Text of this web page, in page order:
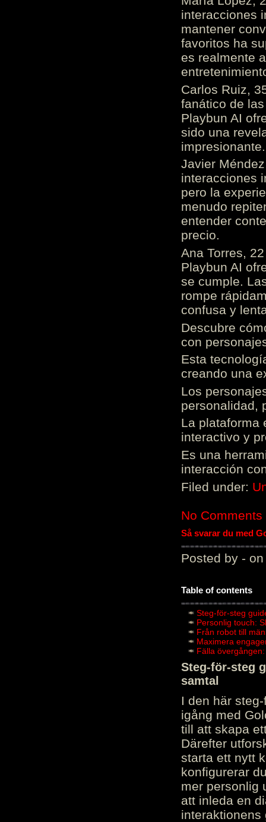
interacciones
mantener
favoritos ha
es realmente
Carlos Ruiz,
fanático de
Playbun AI
sido una
Javier
interacciones
pero la
menudo
entender
precio.
Ana Torres,
Playbun AI
se cumple.
rompe
confusa y
Descubre
con
Esta
creando una
Los
personalidad,
La plataforma
interactivo y
Es una
interacción
Filed under:
No Comments
Så svarar du med
Posted by - on
Table of contents
Steg-för-steg
Personlig touch:
Från robot till
Maximera
Fälla
Steg-för-steg
samtal
I den här
igång med
till att skapa
Därefter
starta ett nytt
konfigurerar
mer personlig
att inleda en
interaktionens